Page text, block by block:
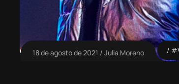
18 de agosto de 2021 Julia Moreno